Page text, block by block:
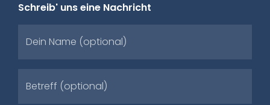
Schreib' uns eine Nachricht
Dein Name (optional)
Betreff (optional)